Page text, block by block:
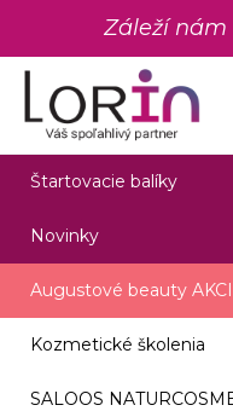
Záleží nám
Štartovacie balíky
Novinky
Augustové beauty
Kozmetické školenia
SALOOS